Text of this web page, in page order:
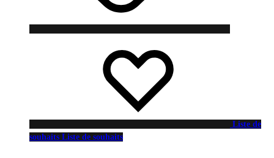
Liste de
souhaits Liste de souhaits